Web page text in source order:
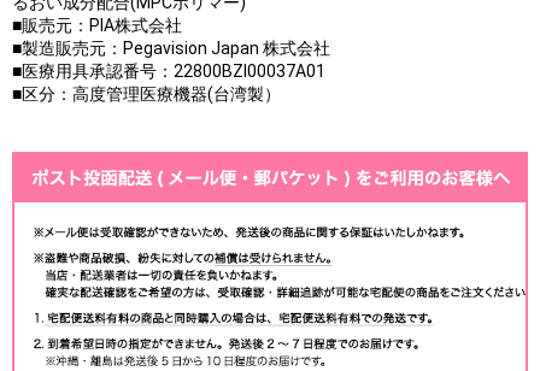
■販売元：PIA株式会社
■製造販売元：Pegavision Japan 株式会社
■医療用具承認番号：22800BZI00037A01
■区分：高度管理医療機器(台湾製）